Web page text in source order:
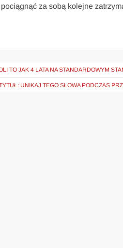
za sobą kolejne
TO JAK 4 LATA NA STANDARDOWYM
UNIKAJ TEGO SŁOWA PODCZAS